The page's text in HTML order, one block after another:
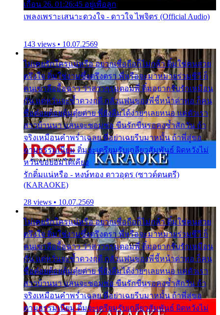
เถื่อน 26. 01:26:45 อยู่เพื่อลูก
เพลงเพราะเสนาะดวงใจ - ดาวใจ ไพจิตร (Official Audio)
143 views • 10.07.2569
ไม่เคยรักใครแน่หรือ อยากเชื่อถือก็ไม่กล้า ติ๋มใช่คนสวย
ตรึงใจ ติ๋มใช่งามซึ้งตรึงตรา พี่หรือจะมาหมายร่วมชีวี ก็
คนเขาลืออื้อฉาว ว่าสาวๆรุมตอมพี่ ติ๋มอยากรับรักเหมือน
กัน แต่หวั่นจะช้ำดวงฤดี กลัวแฟนของพี่ชี้หน้าด่าทอ ก็คน
ชื่อต๋อยต้อยตุ้มตุ๋ยต่าย พี่ยังลืมได้ง่ายๆเลยหนอ แค่ตัวเรา
สาวบ้านนา แสนจะซอมซ่อ ขืนรักขืนรอคงช้ำสักวัน ถ้า
จริงเหมือนคำพร่ำเฉลย พี่อย่าเฉยรีบมาหมั้น ถ้าพี่สู่ขอ
ตามธรรมเนียม ติ๋มจะเตรียมรับเกลียวสัมพันธ์ ผิดหวังไม่
หวั่นขอยอมได้เคียง
รักติ๋มแน่หรือ - หงษ์ทอง ดาวอุดร (ซาวด์ดนตรี)
(KARAOKE)
28 views • 10.07.2569
ไม่เคยรักใครแน่หรือ อยากเชื่อถือก็ไม่กล้า ติ๋มใช่คนสวย
ตรึงใจ ติ๋มใช่งามซึ้งตรึงตรา พี่หรือจะมาหมายร่วมชีวี ก็
คนเขาลืออื้อฉาว ว่าสาวๆรุมตอมพี่ ติ๋มอยากรับรักเหมือน
กัน แต่หวั่นจะช้ำดวงฤดี กลัวแฟนของพี่ชี้หน้าด่าทอ ก็คน
ชื่อต๋อยต้อยตุ้มตุ๋ยต่าย พี่ยังลืมได้ง่ายๆเลยหนอ แค่ตัวเรา
สาวบ้านนา แสนจะซอมซ่อ ขืนรักขืนรอคงช้ำสักวัน ถ้า
จริงเหมือนคำพร่ำเฉลย พี่อย่าเฉยรีบมาหมั้น ถ้าพี่สู่ขอ
ตามธรรมเนียม ติ๋มจะเตรียมรับเกลียวสัมพันธ์ ผิดหวังไม่